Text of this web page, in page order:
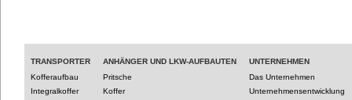
TRANSPORTER
Kofferaufbau
Integralkoffer
ANHÄNGER UND LKW-AUFBAUTEN
Pritsche
Koffer
UNTERNEHMEN
Das Unternehmen
Unternehmensentwicklung